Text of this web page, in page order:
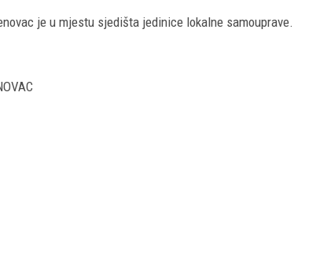
je u mjestu sjedišta jedinice lokalne samouprave.